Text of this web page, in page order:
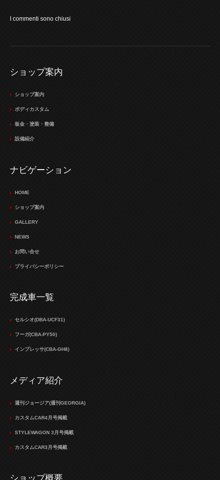
I commenti sono chiusi
ショップ案内
ショップ案内
ボディカスタム
板金・塗装・整備
設備紹介
ナビゲーション
HOME
ショップ案内
GALLERY
NEWS
お問い合せ
プライバシーポリシー
完成車一覧
セルシオ(DBA-UCF31)
フーガ(CBA-PY50)
インプレッサ(CBA-GH8)
メディア紹介
週刊ジョージア(週刊GEORGIA)
カスタムCAR4月号掲載
STYLEWAGON 3月号掲載
カスタムCAR3月号掲載